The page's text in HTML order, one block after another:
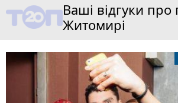
Ваші відгуки про
Житомирі